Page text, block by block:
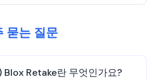
묻는 질문
Retake란 무엇인가요?